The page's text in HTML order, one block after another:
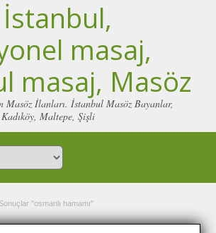
masaj,
masaj, Masöz
Masöz İlanları. İstanbul Masöz Bayanlar,
Maltepe, Şişli
"osmanlı hamamı"